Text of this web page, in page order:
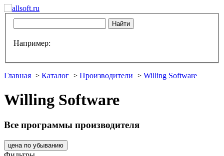
Например:
Главная > Каталог > Производители > Willing Software
Willing Software
Все программы производителя
цена по убыванию